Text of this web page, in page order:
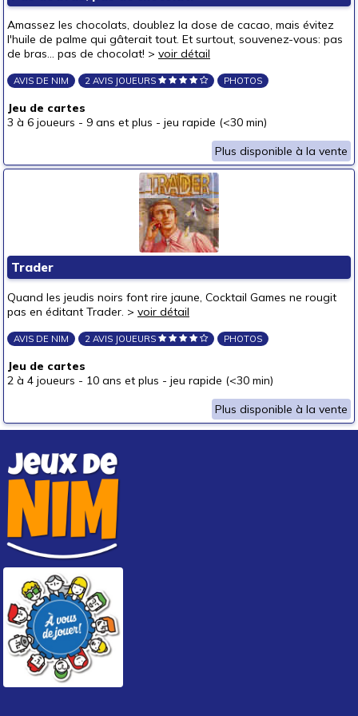
un bébé (0-3 ans)
un p'tit bout (3-6 ans)
un junior (6-8 ans)
un jeune ado (8-12 ans)
un ado (12-16 ans)
(2)
autour de 20 €
autour de 25 €
autour de 40 €
autour de 50 €
Amassez les chocolats, doublez la dose de cacao, mais évitez
l'huile de palme qui gâterait tout. Et surtout, souvenez-vous: pas
de bras... pas de chocolat! > voir détail
AVIS DE NIM 2 AVIS JOUEURS PHOTOS
Jeu de cartes
3 à 6 joueurs - 9 ans et plus - jeu rapide (<30 min)
Plus disponible à la vente
Trader
Quand les jeudis noirs font rire jaune, Cocktail Games ne rougit
pas en éditant Trader. > voir détail
AVIS DE NIM 2 AVIS JOUEURS PHOTOS
Jeu de cartes
2 à 4 joueurs - 10 ans et plus - jeu rapide (<30 min)
Plus disponible à la vente